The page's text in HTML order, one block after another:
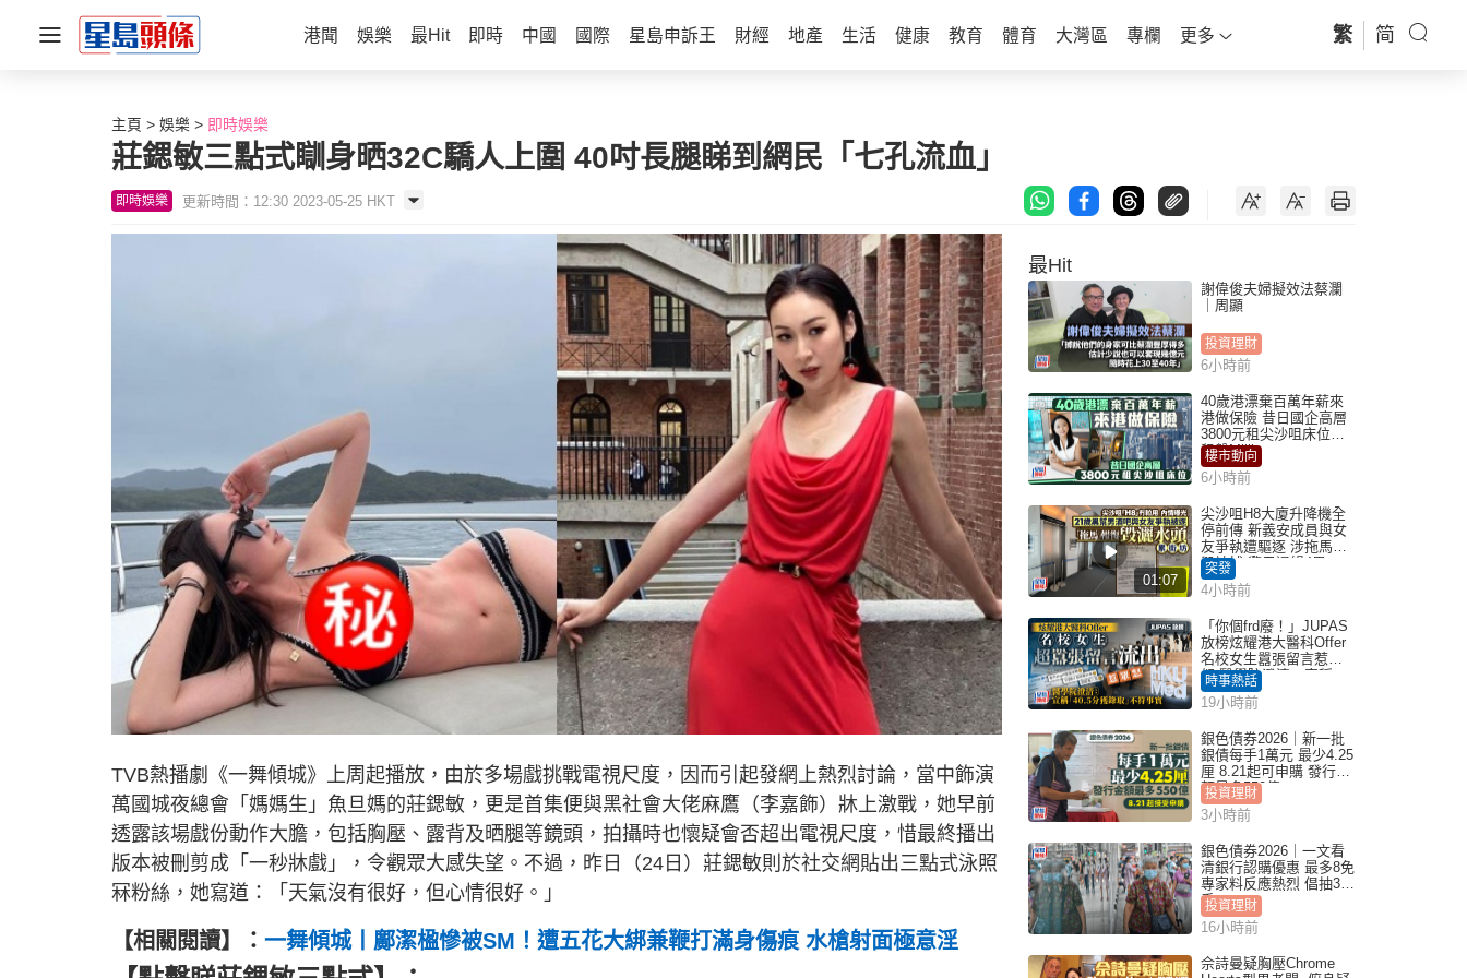
港聞 娛樂 最Hit 即時 中國 國際 星島申訴王 財經 地產 生活 健康 教育 體育 大灣區 專欄 更多 繁 简
主頁 娛樂 即時娛樂
莊鍶敏三點式瞓身晒32C驕人上圍 40吋長腿睇到網民「七孔流血」
即時娛樂 更新時間：12:30 2023-05-25 HKT
TVB熱播劇《一舞傾城》上周起播放，由於多場戲挑戰電視尺度，因而引起發網上熱烈討論，當中飾演
萬國城夜總會「媽媽生」魚旦媽的莊鍶敏，更是首集便與黑社會大佬麻鷹（李嘉飾）牀上激戰，她早前
透露該場戲份動作大膽，包括胸壓、露背及晒腿等鏡頭，拍攝時也懷疑會否超出電視尺度，惜最終播出
版本被刪剪成「一秒牀戲」，令觀眾大感失望。不過，昨日（24日）莊鍶敏則於社交網貼出三點式泳照
冧粉絲，她寫道：「天氣沒有很好，但心情很好。」
【相關閱讀】： 一舞傾城丨鄺潔楹慘被SM！遭五花大綁兼鞭打滿身傷痕 水槍射面極意淫
最Hit
謝偉俊夫婦擬效法蔡瀾
｜周顯
投資理財
6小時前
40歲港漂棄百萬年薪來
港做保險 昔日國企高層
3800元租尖沙咀床位｜
租盤Million
樓市動向
6小時前
01:07
尖沙咀H8大廈升降機全
停前傳 新義安成員與女
友爭執遭驅逐 涉拖馬刑
毀被捕 警另通緝4男
突發
4小時前
「你個frd廢！」JUPAS
放榜炫耀港大醫科Offer
名校女生囂張留言惹眾
怒 醫學院澄清：宣稱
「40.5分獲錄取」不符事
實｜Juicy叮
時事熱話
19小時前
銀色債券2026｜新一批
銀債每手1萬元 最少4.25
厘 8.21起可申購 發行金
額最多550億
投資理財
3小時前
銀色債券2026｜一文看
清銀行認購優惠 最多8免
專家料反應熱烈 倡抽30
手
投資理財
16小時前
佘詩曼疑胸壓Chrome